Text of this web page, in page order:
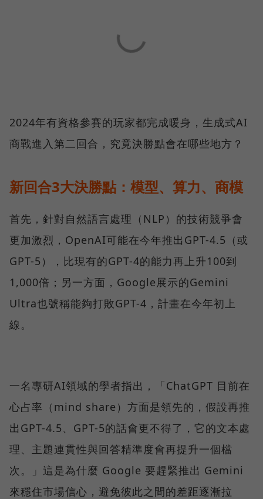
2024年有資格參賽的玩家都完成暖身，生成式AI
商戰進入第二回合，究竟決勝點會在哪些地方？
新回合3大決勝點：模型、算力、商模
首先，針對自然語言處理（NLP）的技術競爭會
更加激烈，OpenAI可能在今年推出GPT-4.5（或
GPT-5），比現有的GPT-4的能力再上升100到
1,000倍；另一方面，Google展示的Gemini
Ultra也號稱能夠打敗GPT-4，計畫在今年初上
線。
一名專研AI領域的學者指出，「ChatGPT 目前在
心占率（mind share）方面是領先的，假設再推
出GPT-4.5、GPT-5的話會更不得了，它的文本處
理、主題連貫性與回答精準度會再提升一個檔
次。」這是為什麼 Google 要趕緊推出 Gemini
來穩住市場信心，避免彼此之間的差距逐漸拉